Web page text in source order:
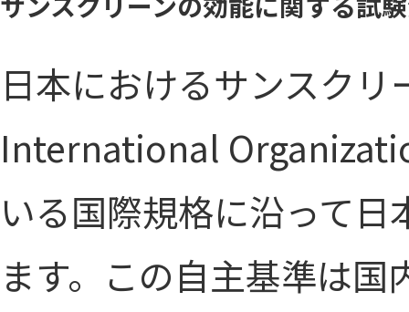
日本におけるサンスク
International
いる国際規格に沿って
ます。この自主基準は